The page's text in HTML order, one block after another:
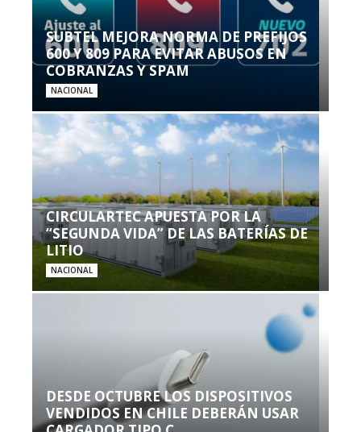
SUBTEL MEJORA NORMA DE PREFIJOS
600 Y 809 PARA EVITAR ABUSOS EN
COBRANZAS Y SPAM
NACIONAL
CIRCULARTEC APUESTA POR LA
“SEGUNDA VIDA” DE LAS BATERÍAS DE
LITIO
NACIONAL
DESDE OCTUBRE LOS DISPOSITIVOS
VENDIDOS EN CHILE DEBERÁN USAR